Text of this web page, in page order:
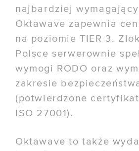
najbardziej
Oktawave zapewnia
na poziomie TIER 3.
Polsce serwerownie
wymogi RODO oraz
zakresie
(potwierdzone
ISO 27001).
Oktawave to także